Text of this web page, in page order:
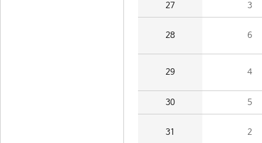
27 3
28 6
29 4
30 5
31 2